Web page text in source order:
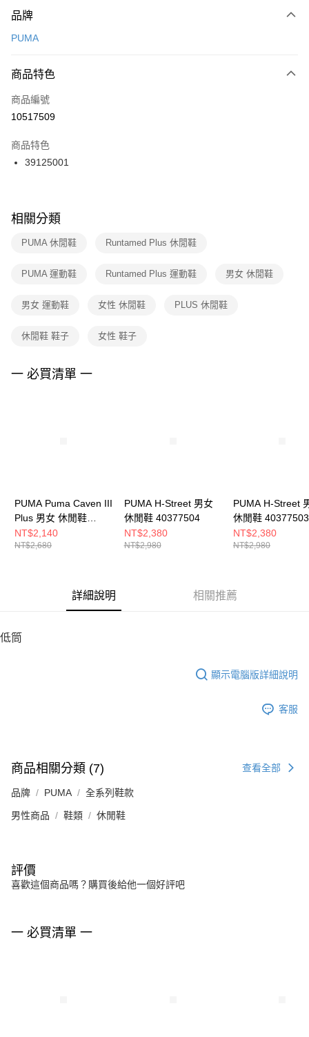
台灣樂天信用卡公司
【關於「AFTEE先享後付」】
便利好安心！
３．安心：先確認商品／服務後，再付款。
【「AFTEE先享後付」結帳流程】
１．於結帳方式選擇「AFTEE先享後付」後，將跳轉至「AFTEE先享後付」
２．訂單成立數日內，您將收到繳費通知簡訊。
３．收到繳費通知簡訊後14天內，點擊此簡訊中的連結，可透過四大超商／
ATM／網路銀行／等多元方式進行付款，方視為交易完成。
※ 交易是否成功請以「AFTEE先享後付 」之結帳頁面顯示為準，若有關於
是否繳費成功／繳費後需取消欲退款等相關疑問，請聯繫「AFTEE先享後付
客戶支援中心」https://netprotections.freshdesk.com/support/home
１．透過由恩沛科技股份有限公司提供之「AFTEE先享後付」服務完成之交
權轉讓予恩沛科技股份有限公司。
３．未成年的使用者請事先徵得法定代理人或監護人之同意方可使用
４．使用「AFTEE先享後付」時，將依據個別帳號之用戶狀況，依本公司即
運送方式
每筆NT$100，滿NT$1,500(含以上)免運費
宅配
每筆NT$100，滿NT$1,500(含以上)免運費
付款後門市自取
每筆NT$100，滿NT$1,500(含以上)免運費
品牌
PUMA
商品特色
商品編號
10517509
商品特色
39125001
相關分類
PUMA 休閒鞋 Runtamed Plus 休閒鞋
PUMA 運動鞋 Runtamed Plus 運動鞋 男女 休閒鞋
男女 運動鞋 女性 休閒鞋 PLUS 休閒鞋
休閒鞋 鞋子 女性 鞋子
一 必買清單 一
PUMA Puma Caven III
Plus 男女 休閒鞋
40449004
NT$2,140
NT$2,680
PUMA H-Street 男女
休閒鞋 40377504
NT$2,380
NT$2,980
PUMA H-Street
休閒鞋 40377503
NT$2,380
NT$2,980
詳細說明 相關推薦
低筒
顯示電腦版詳細說明
客服
商品相關分類 (7) 查看全部
品牌 PUMA 全系列鞋款
男性商品 鞋類 休閒鞋
評價
喜歡這個商品嗎？購買後給他一個好評吧
一 必買清單 一